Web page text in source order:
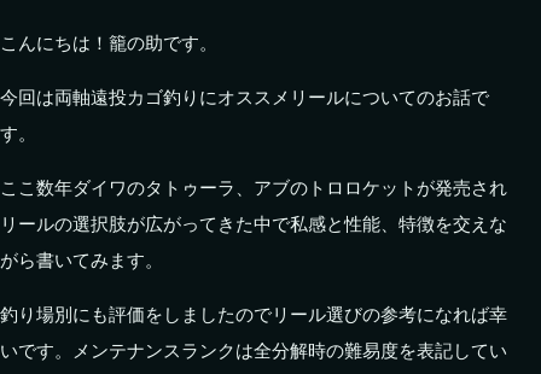
こんにちは！籠の助です。
今回は両軸遠投カゴ釣りにオススメリールについてのお話で
す。
ここ数年ダイワのタトゥーラ、アブのトロロケットが発売され
リールの選択肢が広がってきた中で私感と性能、特徴を交えな
がら書いてみます。
釣り場別にも評価をしましたのでリール選びの参考になれば幸
いです。メンテナンスランクは全分解時の難易度を表記してい